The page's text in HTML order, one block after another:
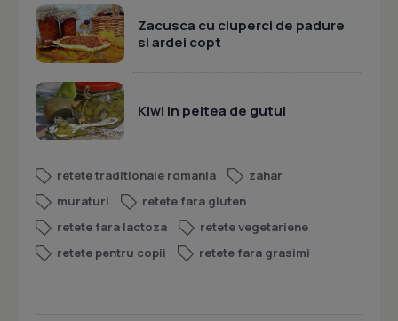
Zacusca cu ciuperci de padure
si ardei copt
Kiwi in peltea de gutui
retete traditionale romania
zahar
muraturi
retete fara gluten
retete fara lactoza
retete vegetariene
retete pentru copii
retete fara grasimi